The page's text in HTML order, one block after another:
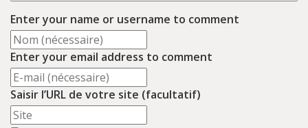
Enter your name or username to comment
Enter your email address to comment
Saisir l’URL de votre site (facultatif)